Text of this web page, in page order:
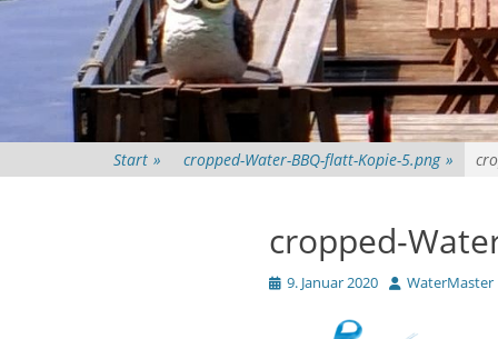
Start » cropped-Water-BBQ-flatt-Kopie-5.png »
cropped-
Veröffentlicht
9. Januar 2020 AutorWaterMaster